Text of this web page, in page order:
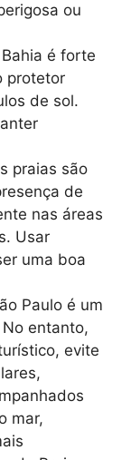
ou
é forte
protetor
de sol.
praias são
de
nas áreas
Usar
uma boa
Paulo é um
entanto,
evite
mar,